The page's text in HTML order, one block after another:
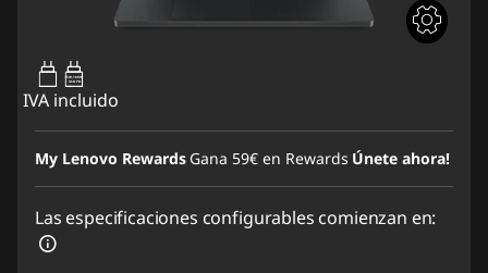
65W-100W
USB PD
IVA incluido
My Lenovo Rewards Gana 59€ en Rewards Únete ahora!
Las especificaciones configurables comienzan en: